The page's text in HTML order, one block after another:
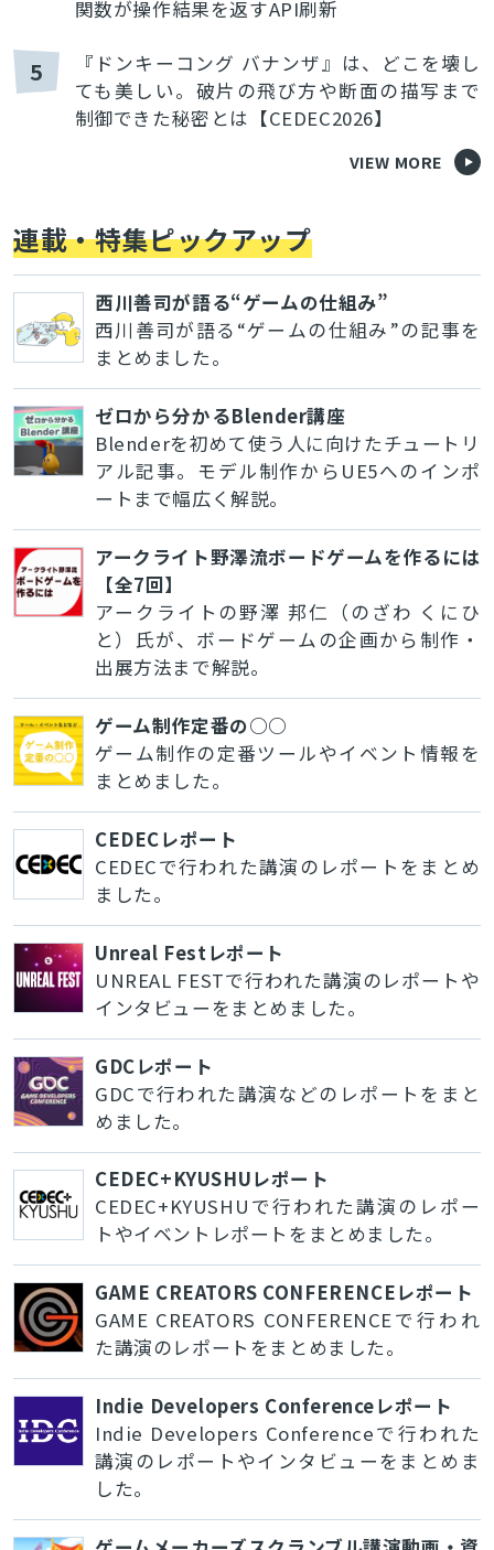
関数が操作結果を返すAPI刷新
5
『ドンキーコング バナンザ』は、どこを壊し
ても美しい。破片の飛び方や断面の描写まで
制御できた秘密とは【CEDEC2026】
VIEW MORE
連載・特集ピックアップ
西川善司が語る“ゲームの仕組み”
西川善司が語る“ゲームの仕組み”の記事を
まとめました。
ゼロから分かるBlender講座
Blenderを初めて使う人に向けたチュートリ
アル記事。モデル制作からUE5へのインポ
ートまで幅広く解説。
アークライト野澤流ボードゲームを作るには
【全7回】
アークライトの野澤 邦仁（のざわ くにひ
と）氏が、ボードゲームの企画から制作・
出展方法まで解説。
ゲーム制作定番の○○
ゲーム制作の定番ツールやイベント情報を
まとめました。
CEDECレポート
CEDECで行われた講演のレポートをまとめ
ました。
Unreal Festレポート
UNREAL FESTで行われた講演のレポートや
インタビューをまとめました。
GDCレポート
GDCで行われた講演などのレポートをまと
めました。
CEDEC+KYUSHUレポート
CEDEC+KYUSHUで行われた講演のレポー
トやイベントレポートをまとめました。
GAME CREATORS CONFERENCEレポート
GAME CREATORS CONFERENCEで行われ
た講演のレポートをまとめました。
Indie Developers Conferenceレポート
Indie Developers Conferenceで行われた
講演のレポートやインタビューをまとめま
した。